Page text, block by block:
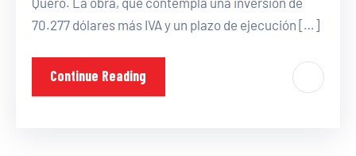
70.277 dólares más IVA y un plazo de ejecución […]
Continue Reading